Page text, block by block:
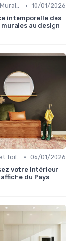
Horloges Murales • 10/01/2026
intemporelle des
au design
Tableaux et Toiles • 06/01/2026
votre intérieur
affiche du Pays